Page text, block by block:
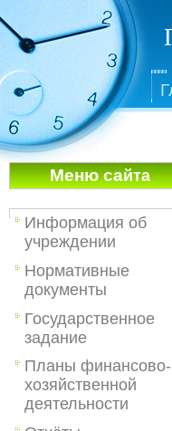
Меню сайта
Информация об
учреждении
Нормативные
документы
Государственное
задание
Планы финансово-
хозяйственной
деятельности